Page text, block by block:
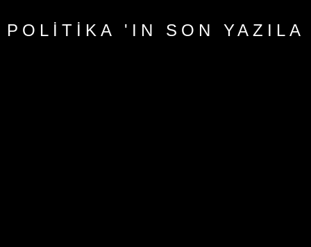
POLITIKA 'IN SON